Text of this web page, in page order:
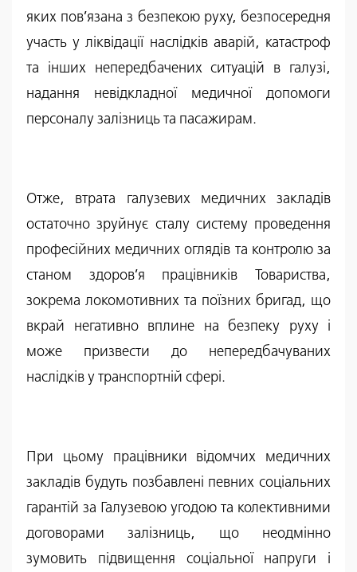
яких пов’язана з безпекою руху, безпосередня
участь у ліквідації наслідків аварій, катастроф
та інших непередбачених ситуацій в галузі,
надання невідкладної медичної допомоги
персоналу залізниць та пасажирам.
Отже, втрата галузевих медичних закладів
остаточно зруйнує сталу систему проведення
професійних медичних оглядів та контролю за
станом здоров’я працівників Товариства,
зокрема локомотивних та поїзних бригад, що
вкрай негативно вплине на безпеку руху і
може призвести до непередбачуваних
наслідків у транспортній сфері.
При цьому працівники відомчих медичних
закладів будуть позбавлені певних соціальних
гарантій за Галузевою угодою та колективними
договорами залізниць, що неодмінно
зумовить підвищення соціальної напруги і